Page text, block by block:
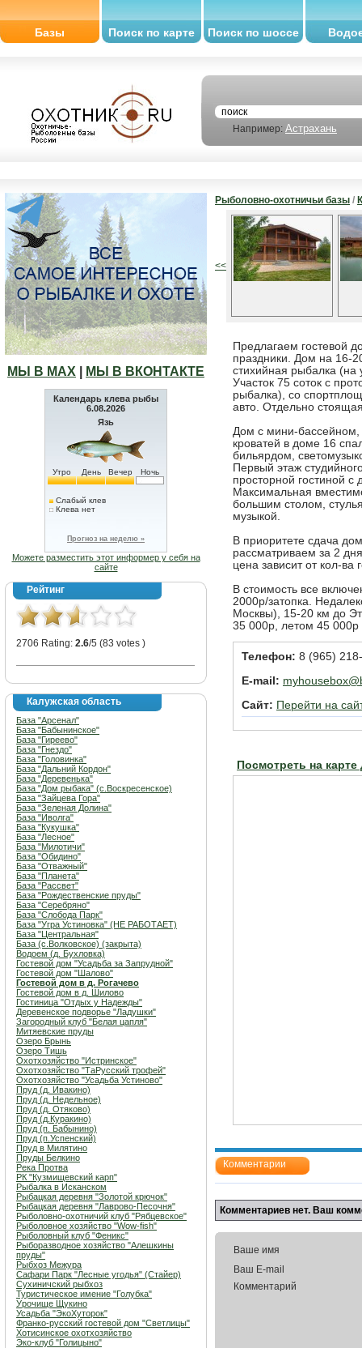
Базы Поиск по карте Поиск по шоссе
Например: Астрахань
МЫ В МАХ МЫ В ВКОНТАКТЕ
Календарь клева рыбы
6.08.2026
Язь
Утро День Вечер Ночь
Слабый клев
Клева нет
Прогноз на неделю »
Можете разместить этот информер у себя на
сайте
Рейтинг
2706 Rating: 2.6/5 (83 votes )
Калужская область
База "Арсенал"
База "Бабынинское"
База "Гиреево"
База "Гнездо"
База "Головинка"
База "Дальний Кордон"
База "Деревенька"
База "Дом рыбака" (с.Воскресенское)
База "Зайцева Гора"
База "Зеленая Долина"
База "Иволга"
База "Кукушка"
База "Лесное"
База "Милотичи"
База "Обидино"
База "Отважный"
База "Планета"
База "Рассвет"
База "Рождественские пруды"
База "Серебряно"
База "Слобода Парк"
База "Угра Устиновка" (НЕ РАБОТАЕТ)
База "Центральная"
База (с.Волковское) (закрыта)
Водоем (д. Бухловка)
Гостевой дом "Усадьба за Запрудной"
Гостевой дом "Шалово"
Гостевой дом в д. Рогачево
Гостевой дом в д. Шилово
Гостиница "Отдых у Надежды"
Деревенское подворье "Ладушки"
Загородный клуб "Белая цапля"
Митяевские пруды
Озеро Брынь
Озеро Тишь
Охотхозяйство "Истринское"
Охотхозяйство "ТаРусский трофей"
Охотхозяйство "Усадьба Устиново"
Пруд (д. Ивакино)
Пруд (д. Недельное)
Пруд (д. Отяково)
Пруд (д.Куракино)
Пруд (п. Бабынино)
Пруд (п.Успенский)
Пруд в Милятино
Пруды Белкино
Река Протва
РК "Кузмищевский карп"
Рыбалка в Исканском
Рыбацкая деревня "Золотой крючок"
Рыбацкая деревня "Лаврово-Песочня"
Рыболовно-охотничий клуб "Рябцевское"
Рыболовное хозяйство "Wow-fish"
Рыболовный клуб "Феникс"
Рыборазводное хозяйство "Алешкины
пруды"
Рыбхоз Межура
Сафари Парк "Лесные угодья" (Стайер)
Сухиничский рыбхоз
Туристическое имение "Голубка"
Урочище Щукино
Усадьба "ЭкоХуторок"
Франко-русский гостевой дом "Светлицы"
Хотисинское охотхозяйство
Эко-клуб "Голицыно"
Рыболовно-охотничьи базы /
<<
Предлагаем гостевой
праздники. Дом на 16-
стихийная рыбалка (на
Участок 75 соток с
рыбалка), со
авто. Отдельно
Дом с мини-бассейном,
кроватей в доме 16
бильярдом,
Первый этаж
просторной гостиной
Максимальная
большим столом,
музыкой.
В приоритете сдача
рассматриваем за 2
цена зависит от кол-ва
В стоимость все
2000р/затопка.
Москвы), 15-20 км до
35 000р, летом 45 000р
Телефон: 8 (965)
E-mail:
Сайт: Перейти на
Посмотреть на
Комментарии
Комментариев нет. Ваш
Ваше имя
Ваш E-mail
Комментарий